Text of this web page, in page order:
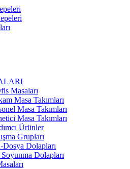
Masaları
Masa Takımları
Masa Takımları
Masa Takımları
Ürünler
Grupları
Dosya Dolapları
Dolapları